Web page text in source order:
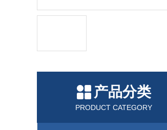
产品分类
PRODUCT CATEGORY